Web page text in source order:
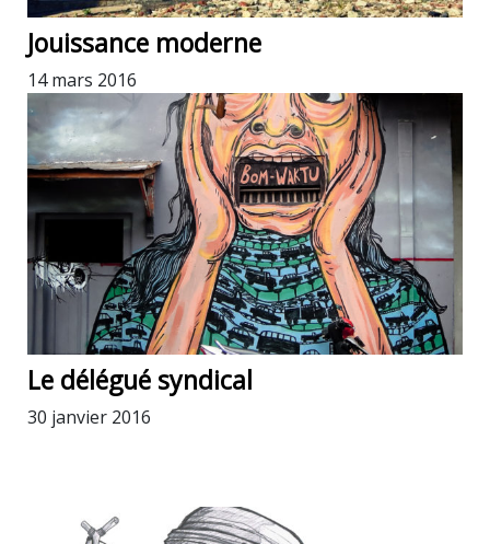
Jouissance moderne
14 mars 2016
Le délégué syndical
30 janvier 2016